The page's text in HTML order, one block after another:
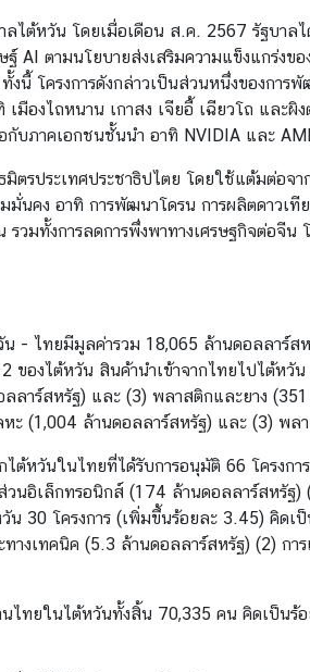
ไต้หวัน โดยเมื่อเดือน ส.ค. 2567 รัฐบา
ตามนโยบายส่งเสริมความแข็งแกร่งข
โครงการดังกล่าวเป็นส่วนหนึ่งของการ
องไถหนาน เกาสง เจียอี้ เฉียวโถ และผิ
กับภาคเอกชนชั้นนำ อาทิ NVIDIA และ
รประเทศประชาธิปไตย โดยใช้แต้มต่อจ
คง อาทิ การพัฒนาโดรน การผลิตดาวเที
มทั้งการลดการพึ่งพาทางเศรษฐกิจต่อจี
น - ไทยมีมูลค่ารวม 18,065 ล้านดอลลาร์
ของไต้หวัน สินค้านำเข้าจากไทยไปไต้ห
ลาร์สหรัฐ) และ (3) พลาสติกและยาง
(1,004 ล้านดอลลาร์สหรัฐ) และ (3) พล
ไต้หวันในไทยที่ได้รับการอนุมัติ 66 โครง
อิเล็กทรอนิกส์ (174 ล้านดอลลาร์สหรัฐ)
30 โครงการ (เพิ่มขึ้นร้อยละ 3.45) คิด
งเทคนิค (5.3 ล้านดอลลาร์สหรัฐ) (2) ก
นไทยในไต้หวันทั้งสิ้น 70,335 คน คิดเป็น